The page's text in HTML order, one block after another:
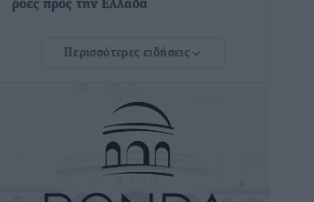
ροές προς την Ελλάδα
πριν 26 λεπτά
Ρόδος: Τραυματίστηκε 53χρονος
ναυτικός
Περισσότερες ειδήσεις